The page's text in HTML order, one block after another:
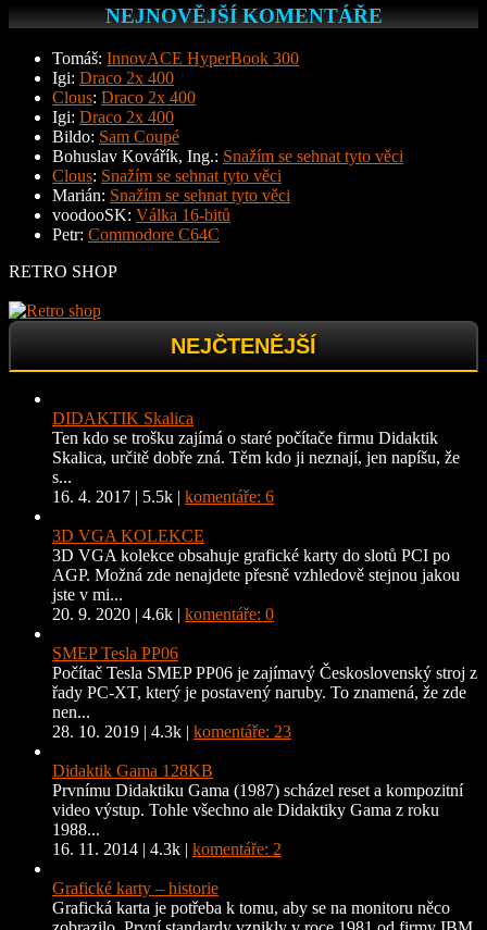
NEJNOVĚJŠÍ KOMENTÁŘE
Tomáš: InnovACE HyperBook 300
Igi: Draco 2x 400
Clous: Draco 2x 400
Igi: Draco 2x 400
Bildo: Sam Coupé
Bohuslav Kovářík, Ing.: Snažím se sehnat tyto věci
Clous: Snažím se sehnat tyto věci
Marián: Snažím se sehnat tyto věci
voodooSK: Válka 16-bitů
Petr: Commodore C64C
RETRO SHOP
NEJČTENĚJŠÍ
DIDAKTIK Skalica
Ten kdo se trošku zajímá o staré počítače firmu Didaktik
Skalica, určitě dobře zná. Těm kdo ji neznají, jen napíšu, že
s...
16. 4. 2017 | 5.5k | komentáře: 6
3D VGA KOLEKCE
3D VGA kolekce obsahuje grafické karty do slotů PCI po
AGP. Možná zde nenajdete přesně vzhledově stejnou jakou
jste v mi...
20. 9. 2020 | 4.6k | komentáře: 0
SMEP Tesla PP06
Počítač Tesla SMEP PP06 je zajímavý Československý stroj z
řady PC-XT, který je postavený naruby. To znamená, že zde
nen...
28. 10. 2019 | 4.3k | komentáře: 23
Didaktik Gama 128KB
Prvnímu Didaktiku Gama (1987) scházel reset a kompozitní
video výstup. Tohle všechno ale Didaktiky Gama z roku
1988...
16. 11. 2014 | 4.3k | komentáře: 2
Grafické karty – historie
Grafická karta je potřeba k tomu, aby se na monitoru něco